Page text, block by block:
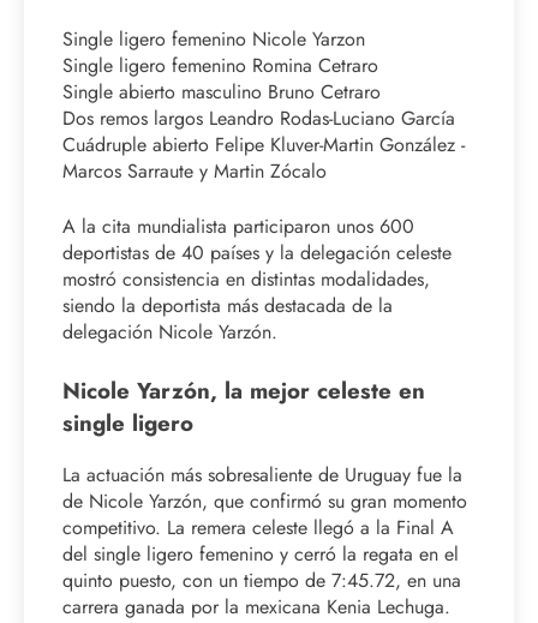
Single ligero femenino Nicole Yarzon
Single ligero femenino Romina Cetraro
Single abierto masculino Bruno Cetraro
Dos remos largos Leandro Rodas-Luciano García
Cuádruple abierto Felipe Kluver-Martin González -
Marcos Sarraute y Martin Zócalo
A la cita mundialista participaron unos 600
deportistas de 40 países y la delegación celeste
mostró consistencia en distintas modalidades,
siendo la deportista más destacada de la
delegación Nicole Yarzón.
Nicole Yarzón, la mejor celeste en
single ligero
La actuación más sobresaliente de Uruguay fue la
de Nicole Yarzón, que confirmó su gran momento
competitivo. La remera celeste llegó a la Final A
del single ligero femenino y cerró la regata en el
quinto puesto, con un tiempo de 7:45.72, en una
carrera ganada por la mexicana Kenia Lechuga.